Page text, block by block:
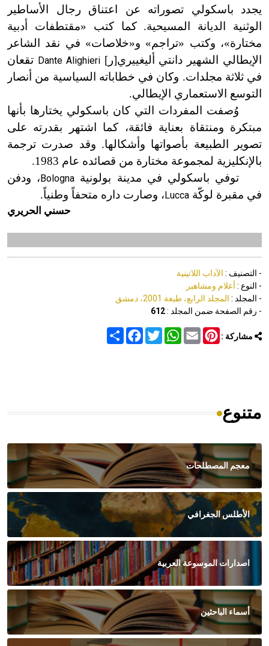
يجدد باسكولي تصوراته عن اعتناق رجال الأساطير
الوثنية الديانة المسيحية. كما كتب «مقتطفات أدبية
مختارة»، وكتب «تراجم» و«خلاصات» في نقد الشاعر
الإيطالي الشهير دانتي أليغييري[ر]Dante Alighieri تقعان
في ثلاثة مجلدات. وكان في خطاباته السياسية من أنصار
التوسع الاستعماري الإيطالي.
وُصفت المفردات التي كان باسكولي يختارها بأنها
مبتكرة ومنتقاة بعناية فائقة، كما اشتهر بقدرته على
تصوير الطبيعة بأصواتها وأشكالها. وقد صدرت ترجمة
بالإنكليزية لمجموعة مختارة من قصائده عام 1983.
توفي باسكولي في مدينة بولونية Bologna ، ودفن
في مقبرة لوكّة Lucca ، وصارت داره متحفاً وطنياً.
حسني الحريري
- التصنيف : الآداب اللاتينية
- النوع : أعلام ومشاهير
- المجلد : المجلد الرابع، طبعة 2001، دمشق
- رقم الصفحة ضمن المجلد :612
مشاركة : Share
FacebookTwitter
WhatsAppEmail
Pinterest
متنوع
معجم المصطلحات
الأطلس الجغرافي
اصدارات الموسوعة العربية
أسماء الباحثين